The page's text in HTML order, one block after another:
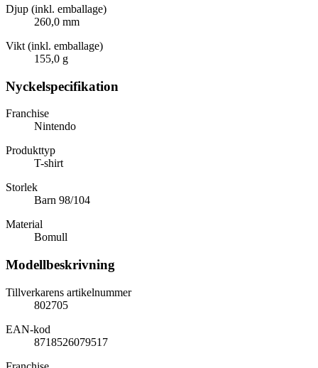
Djup (inkl. emballage)
260,0 mm
Vikt (inkl. emballage)
155,0 g
Nyckelspecifikation
Franchise
Nintendo
Produkttyp
T-shirt
Storlek
Barn 98/104
Material
Bomull
Modellbeskrivning
Tillverkarens artikelnummer
802705
EAN-kod
8718526079517